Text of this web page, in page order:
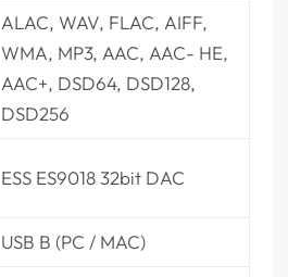
ALAC, WAV, FLAC, AIFF,
WMA, MP3, AAC, AAC- HE,
AAC+, DSD64, DSD128,
DSD256
ESS ES9018 32bit DAC
USB B (PC / MAC)